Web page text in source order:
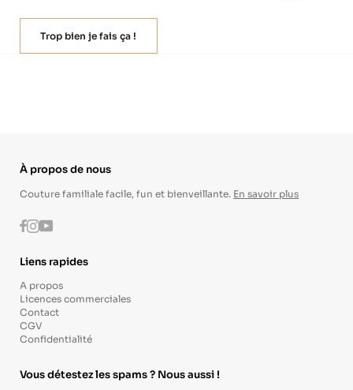
Trop bien je fais ça !
À propos de nous
Couture familiale facile, fun et bienveillante. En savoir plus
Facebook
Instagram
Youtube
Liens rapides
A propos
Licences commerciales
Contact
CGV
Confidentialité
Vous détestez les spams ? Nous aussi !